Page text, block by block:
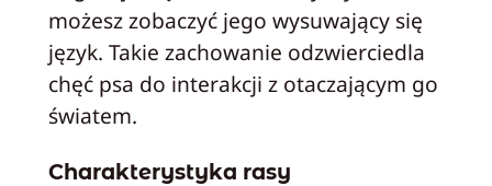
możesz zobaczyć jego wysuwający się
język. Takie zachowanie odzwierciedla
chęć psa do interakcji z otaczającym go
światem.
Charakterystyka rasy